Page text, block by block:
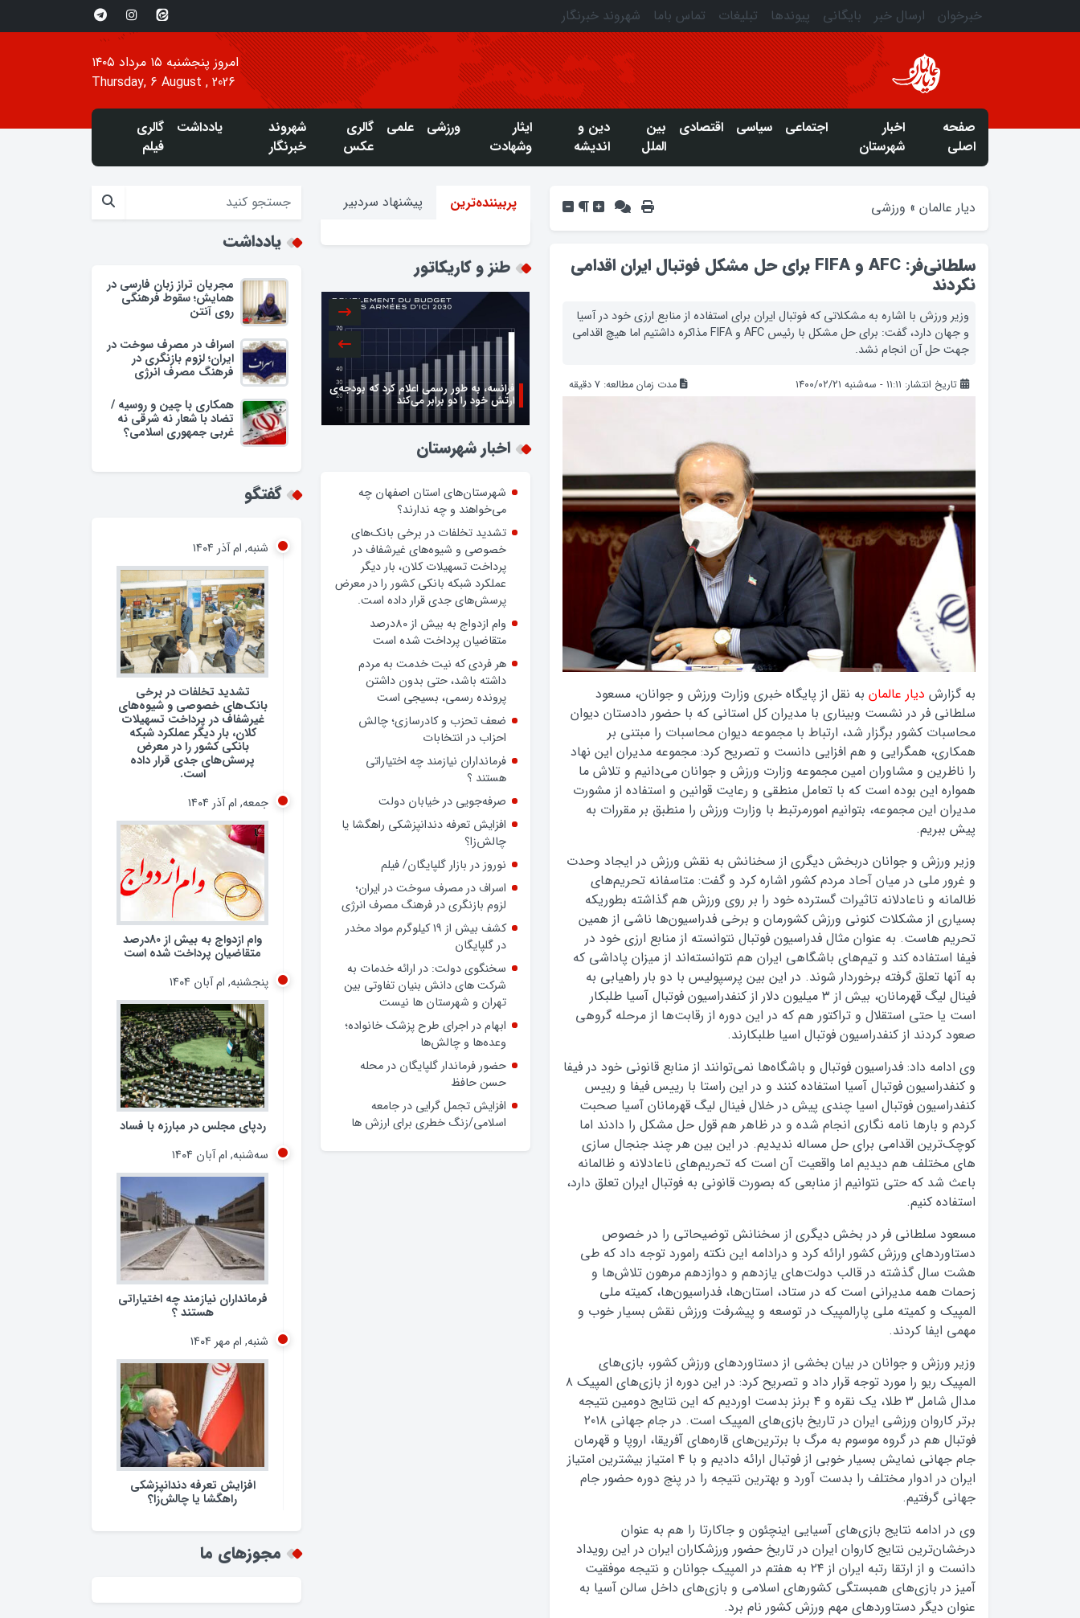
خبرخوان ارسال خبر بایگانی پیوندها تبلیغات تماس باما شهروند خبرنگار
امروز پنجشنبه ۱۵ مرداد ۱۴۰۵
Thursday, 6 August , 2026
صفحه
اصلی
اخبار
شهرستان
اجتماعی سیاسی اقتصادی
بین
الملل
دین و
اندیشه
ایثار
وشهادت
ورزشی علمی
گالری
عکس
شهروند
خبرنگار
یادداشت
گالری
فیلم
دیار عالمان » ورزشی
سلطانی‌فر: AFC و FIFA برای حل مشکل فوتبال ایران اقدامی
نکردند
وزیر ورزش با اشاره به مشکلاتی که فوتبال ایران برای استفاده از منابع ارزی خود در آسیا
و جهان دارد، گفت: برای حل مشکل با رئیس AFC و FIFA مذاکره داشتیم اما هیچ اقدامی
جهت حل آن انجام نشد.
تاریخ انتشار: ۱۱:۱۱ - سه‌شنبه ۱۴۰۰/۰۲/۲۱ مدت زمان مطالعه: 7 دقیقه
به گزارش دیار عالمان به نقل از پایگاه خبری وزارت ورزش و جوانان، مسعود
سلطانی فر در نشست وبیناری با مدیران کل استانی که با حضور دادستان دیوان
محاسبات کشور برگزار شد، ارتباط با مجموعه دیوان محاسبات را مبتنی بر
همکاری، همگرایی و هم افزایی دانست و تصریح کرد: مجموعه مدیران این نهاد
را ناظرین و مشاوران امین مجموعه وزارت ورزش و جوانان می‌دانیم و تلاش ما
همواره این بوده است که با تعامل منطقی و رعایت قوانین و استفاده از مشورت
مدیران این مجموعه، بتوانیم امورمرتبط با وزارت ورزش را منطبق بر مقررات به
پیش ببریم.
وزیر ورزش و جوانان دربخش دیگری از سخنانش به نقش ورزش در ایجاد وحدت
و غرور ملی در میان آحاد مردم کشور اشاره کرد و گفت: متاسفانه تحریم‌های
ظالمانه و ناعادلانه تاثیرات گسترده خود را بر روی ورزش هم گذاشته بطوریکه
بسیاری از مشکلات کنونی ورزش کشورمان و برخی فدراسیون‌ها ناشی از همین
تحریم هاست. به عنوان مثال فدراسیون فوتبال نتوانسته از منابع ارزی خود در
فیفا استفاده کند و تیم‌های باشگاهی ایران هم نتوانسته‌اند از میزان پاداشی که
به آنها تعلق گرفته برخوردار شوند. در این بین پرسپولیس با دو بار راهیابی به
فینال لیگ قهرمانان، بیش از ۳ میلیون دلار از کنفدراسیون فوتبال آسیا طلبکار
است یا حتی استقلال و تراکتور هم که در این دوره از رقابت‌ها از مرحله گروهی
صعود کردند از کنفدراسیون فوتبال اسیا طلبکارند.
وی ادامه داد: فدراسیون فوتبال و باشگاه‌ها نمی‌توانند از منابع قانونی خود در فیفا
و کنفدراسیون فوتبال آسیا استفاده کنند و در این راستا با رییس فیفا و رییس
کنفدراسیون فوتبال اسیا چندی پیش در خلال فینال لیگ قهرمانان آسیا صحبت
کردم و بارها نامه نگاری انجام شده و در ظاهر هم قول حل مشکل را دادند اما
کوچک‌ترین اقدامی برای حل مساله ندیدیم. در این بین هر چند جنجال سازی
های مختلف هم دیدیم اما واقعیت آن است که تحریم‌های ناعادلانه و ظالمانه
باعث شد که حتی نتوانیم از منابعی که بصورت قانونی به فوتبال ایران تعلق دارد،
استفاده کنیم.
مسعود سلطانی فر در بخش دیگری از سخنانش توضیحاتی را در خصوص
دستاوردهای ورزش کشور ارائه کرد و درادامه این نکته رامورد توجه داد که طی
هشت سال گذشته در قالب دولت‌های یازدهم و دوازدهم مرهون تلاش‌ها و
زحمات همه مدیرانی است که در ستاد، استان‌ها، فدراسیون‌ها، کمیته ملی
المپیک و کمیته ملی پارالمپیک در توسعه و پیشرفت ورزش نقش بسیار خوب و
مهمی ایفا کردند.
وزیر ورزش و جوانان در بیان بخشی از دستاوردهای ورزش کشور، بازی‌های
المپیک ریو را مورد توجه قرار داد و تصریح کرد: در این دوره از بازی‌های المپیک ۸
مدال شامل ۳ طلا، یک نقره و ۴ برنز بدست اوردیم که این نتایج دومین نتیجه
برتر کاروان ورزشی ایران در تاریخ بازی‌های المپیک است. در جام جهانی ۲۰۱۸
فوتبال هم در گروه موسوم به مرگ با برترین‌های قاره‌های آفریقا، اروپا و قهرمان
جام جهانی نمایش بسیار خوبی از فوتبال ارائه دادیم و با ۴ امتیاز بیشترین امتیاز
ایران در ادوار مختلف را بدست آورد و بهترین نتیجه را در پنج دوره حضور جام
جهانی گرفتیم.
وی در ادامه نتایج بازی‌های آسیایی اینچئون و جاکارتا را هم به عنوان
درخشان‌ترین نتایج کاروان ایران در تاریخ حضور ورزشکاران ایران در این رویداد
دانست و از ارتقا رتبه ایران از ۲۴ به هفتم در المپیک جوانان و نتیجه موفقیت
آمیز در بازی‌های همبستگی کشورهای اسلامی و بازی‌های داخل سالن آسیا به
عنوان دیگر دستاوردهای مهم ورزش کشور نام برد.
پربیننده‌ترین پیشنهاد سردبیر
طنز و کاریکاتور
زن اگر خوب باشه یه زندگی حالش خوبه/
روز زن مبارک
اخبار شهرستان
شهرستان‌های استان اصفهان چه
می‌خواهند و چه ندارند؟
تشدید تخلفات در برخی بانک‌های
خصوصی و شیوه‌های غیرشفاف در
پرداخت تسهیلات کلان، بار دیگر
عملکرد شبکه بانکی کشور را در معرض
پرسش‌های جدی قرار داده است.
وام ازدواج به بیش از 80درصد
متقاضیان پرداخت شده است
هر فردی که نیت خدمت به مردم
داشته باشد، حتی بدون داشتن
پرونده رسمی، بسیجی است
ضعف تحزب و کادرسازی؛ چالش
احزاب در انتخابات
فرمانداران نیازمند چه اختیاراتی
هستند ؟
صرفه‌جویی در خیابان دولت
افزایش تعرفه دندانپزشکی راهگشا یا
چالش‌زا؟
نوروز در بازار گلپایگان/ فیلم
اسراف در مصرف سوخت در ایران؛
لزوم بازنگری در فرهنگ مصرف انرژی
کشف بیش از ۱۹ کیلوگرم مواد مخدر
در گلپایگان
سخنگوی دولت: در ارائه خدمات به
شرکت های دانش بنیان تفاوتی بین
تهران و شهرستان ها نیست
ابهام در اجرای طرح پزشک خانواده؛
وعده‌ها و چالش‌ها
حضور فرماندار گلپایگان در محله
حسن حافظ
افزایش تجمل گرایی در جامعه
یادداشت
مجریان تراز زبان فارسی در
همایش؛ سقوط فرهنگی
روی آنتن
اسراف در مصرف سوخت در
ایران؛ لزوم بازنگری در
فرهنگ مصرف انرژی
همکاری با چین و روسیه /
تضاد با شعار نه شرقی نه
غربی جمهوری اسلامی؟
گفتگو
شنبه, ام آذر ۱۴۰۴
تشدید تخلفات در برخی
بانک‌های خصوصی و شیوه‌های
غیرشفاف در پرداخت تسهیلات
کلان، بار دیگر عملکرد شبکه
بانکی کشور را در معرض
پرسش‌های جدی قرار داده
است.
جمعه, ام آذر ۱۴۰۴
وام ازدواج به بیش از 80درصد
متقاضیان پرداخت شده است
پنجشنبه, ام آبان ۱۴۰۴
ردپای مجلس در مبارزه با فساد
سه‌شنبه, ام آبان ۱۴۰۴
فرمانداران نیازمند چه اختیاراتی
هستند ؟
شنبه, ام مهر ۱۴۰۴
افزایش تعرفه دندانپزشکی
راهگشا یا چالش‌زا؟
مجوزهای ما